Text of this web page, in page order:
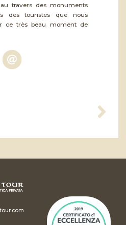
travers des monuments
des touristes que nous
ce très beau moment de